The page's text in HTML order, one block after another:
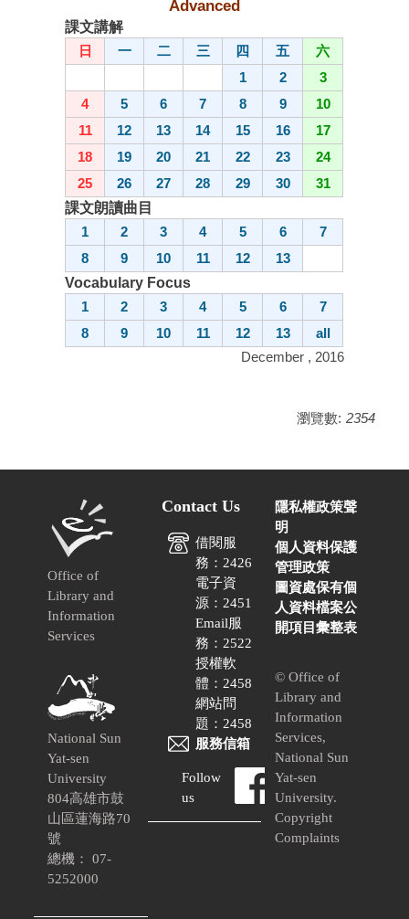
Advanced
課文講解
日
一 二 三 四 五
六
1
2
3
4
5 6 7 8 9
10
11
12 13 14 15 16
17
18
19 20 21 22 23
24
25
26 27 28 29 30
31
課文朗讀曲目
1
2 3 4 5 6
7
8
9 10 11 12
13
Vocabulary Focus
1
2 3 4 5 6
7
8
9 10 11 12 13
all
December , 2016
瀏覽數: 2354
Office of
Library and
Information
Services
National Sun
Yat-sen
University
804高雄市鼓
山區蓮海路70
號
總機： 07-
5252000
Contact Us
借閱服
務：2426
電子資
源：2451
Email服
務：2522
授權軟
體：2458
網站問
題：2458
服務信箱
Follow
us
隱私權政策聲
明
個人資料保護
管理政策
圖資處保有個
人資料檔案公
開項目彙整表
© Office of
Library and
Information
Services,
National Sun
Yat-sen
University.
Copyright
Complaints